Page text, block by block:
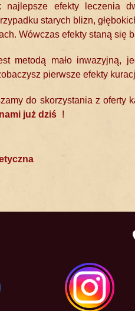
efekty leczenia
starych blizn,
Wówczas efekty staną się
metodą mało
pierwsze efekty
do skorzystania z oferty
już dziś !